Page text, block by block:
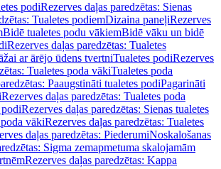
podiRezerves daļas paredzētas: Sienas
Tualetes podiemDizaina paneļiRezerves
Bidē tualetes podu vākiemBidē vāku un bidē
Rezerves daļas paredzētas: Tualetes
ar ārējo ūdens tvertniTualetes podiRezerves
Tualetes poda vākiTualetes poda
Paaugstināti tualetes podiPagarināti
Rezerves daļas paredzētas: Tualetes poda
podiRezerves daļas paredzētas: Sienas tualetes
vākiRezerves daļas paredzētas: Tualetes
daļas paredzētas: PiederumiNoskalošanas
Sigma zemapmetuma skalojamām
Rezerves daļas paredzētas: Kappa